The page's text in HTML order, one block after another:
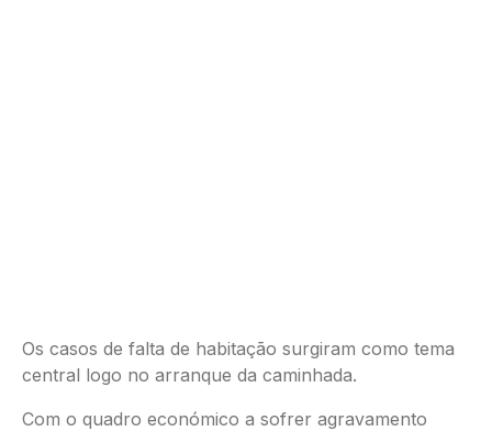
Os casos de falta de habitação surgiram como tema
central logo no arranque da caminhada.
Com o quadro económico a sofrer agravamento